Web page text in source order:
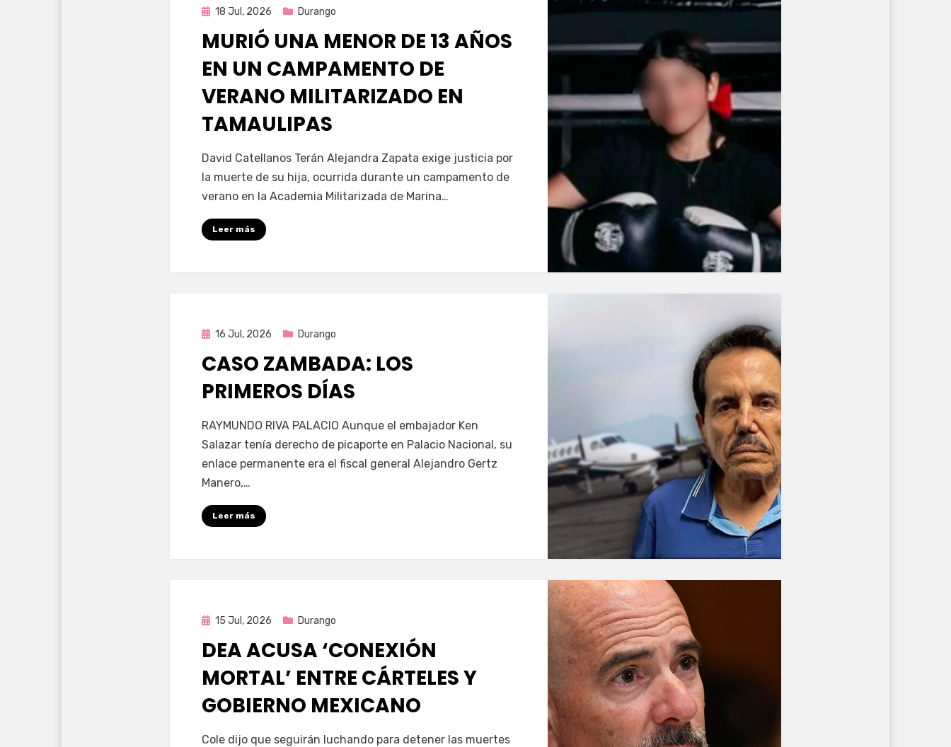
Publicada
18 Jul, 2026 Durango
MURIÓ UNA MENOR DE 13 AÑOS
EN UN CAMPAMENTO DE
VERANO MILITARIZADO EN
TAMAULIPAS
por Fernando Miranda Servín
David Catellanos Terán Alejandra Zapata exige justicia por
la muerte de su hija, ocurrida durante un campamento de
verano en la Academia Militarizada de Marina…
Leer más
Publicada
16 Jul, 2026 Durango
CASO ZAMBADA: LOS
PRIMEROS DÍAS
porFernando Miranda Servín
RAYMUNDO RIVA PALACIO Aunque el embajador Ken
Salazar tenía derecho de picaporte en Palacio Nacional, su
enlace permanente era el fiscal general Alejandro Gertz
Manero,…
Leer más
Publicada
15 Jul, 2026 Durango
DEA ACUSA ‘CONEXIÓN
MORTAL’ ENTRE CÁRTELES Y
GOBIERNO MEXICANO
porFernando Miranda Servín
Cole dijo que seguirán luchando para detener las muertes